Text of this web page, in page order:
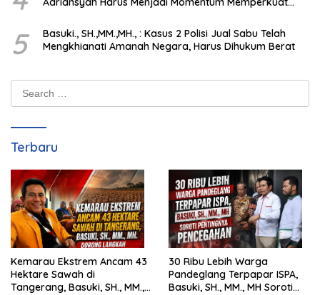
5
Basuki., SH.,MM.,MH., : Kasus 2 Polisi Jual Sabu Telah
Mengkhianati Amanah Negara, Harus Dihukum Berat
Search
for:
Terbaru
Kemarau Ekstrem Ancam 43
Hektare Sawah di
Tangerang, Basuki, SH., MM.,
30 Ribu Lebih Warga
Pandeglang Terpapar ISPA,
Basuki, SH., MM., MH Soroti